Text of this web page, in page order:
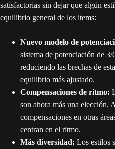
satisfactorias sin dejar que algún
equilibrio general de los items:
Nuevo modelo de
sistema de potenciación de
reduciendo las brechas de
equilibrio más ajustado.
Compensaciones de ritmo:
son ahora más una elección.
compensaciones en otras
centran en el ritmo.
Más diversidad: Los estilos